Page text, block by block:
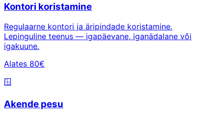
Kontori koristamine
Regulaarne kontori ja äripindade koristamine.
Lepinguline teenus — igapäevane, iganädalane või
igakuune.
Alates 80€
🪟
Akende pesu